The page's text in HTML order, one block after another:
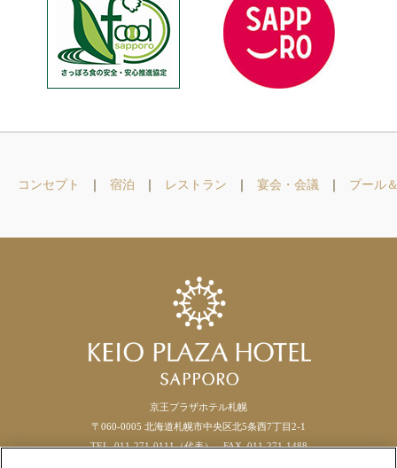
コンセプト 宿泊 レストラン 宴会・会議 プール
京王プラザホテル札幌
〒060-0005 北海道札幌市中央区北5条西7丁目2-1
TEL. 011-271-0111（代表） FAX.011-271-1488